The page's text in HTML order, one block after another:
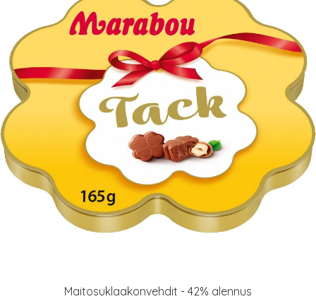
Maitosuklaakonvehdit - 42% alennus